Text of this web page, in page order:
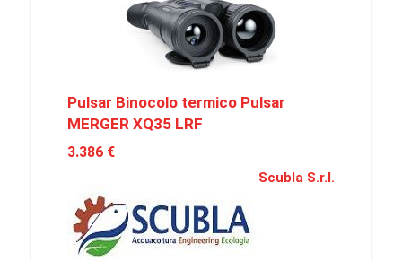
Pulsar Binocolo termico Pulsar
MERGER XQ35 LRF
3.386 €
Scubla S.r.l.